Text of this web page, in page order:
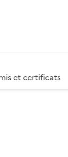
et certificats